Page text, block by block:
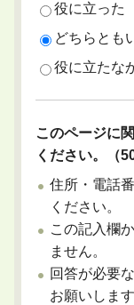
役に立った
どちらとも
役に立たな
このページに
ください。（
住所・電話
ください。
この記入欄
ません。
回答が必要
お願いします